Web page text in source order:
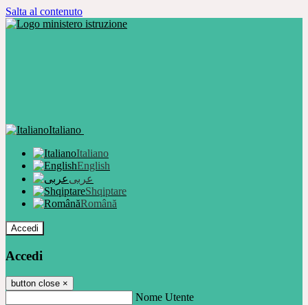
Salta al contenuto
Italiano
Italiano
English
عربى
Shqiptare
Română
Accedi
Accedi
button close ×
Nome Utente